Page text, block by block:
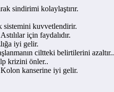
sindirimi kolaylaştırır.
sistemini kuvvetlendirir.
için faydalıdır.
iyi gelir.
ciltteki belirtilerini azaltır..
krizini önler..
kanserine iyi gelir.